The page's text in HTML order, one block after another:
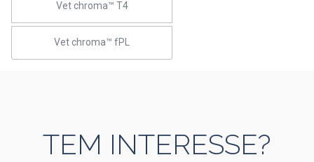
Vet chroma™ T4
Vet chroma™ fPL
TEM INTERESSE?